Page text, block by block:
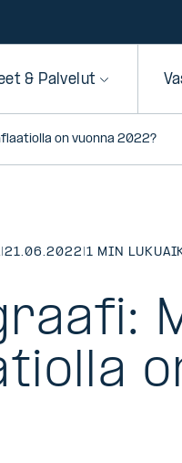
& Palvelut
on vuonna 2022?
|21.06.2022 |1 MIN